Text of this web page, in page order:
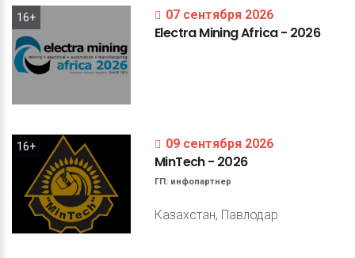
16+ 07 сентября 2026
ElectraMiningAfrica- 2026
16+ 09 сентября 2026
MinTech- 2026
ГП: инфопартнер
Казахстан, Павлодар